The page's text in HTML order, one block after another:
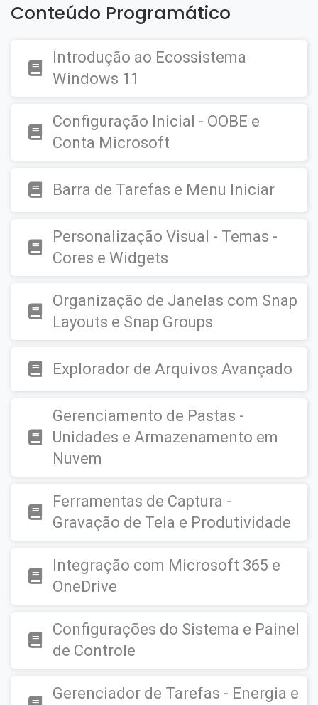
Conteúdo Programático
Introdução ao Ecossistema
Windows 11
Configuração Inicial - OOBE e
Conta Microsoft
Barra de Tarefas e Menu Iniciar
Personalização Visual - Temas -
Cores e Widgets
Organização de Janelas com Snap
Layouts e Snap Groups
Explorador de Arquivos Avançado
Gerenciamento de Pastas -
Unidades e Armazenamento em
Nuvem
Ferramentas de Captura -
Gravação de Tela e Produtividade
Integração com Microsoft 365 e
OneDrive
Configurações do Sistema e Painel
de Controle
Gerenciador de Tarefas - Energia e